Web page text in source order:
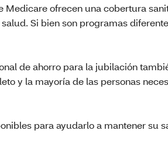
Medicare ofrecen una cobertura
Si bien son programas
de ahorro para la jubilación
y la mayoría de las personas
para ayudarlo a mantener su